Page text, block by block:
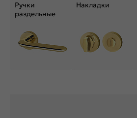
Ручки
раздельные
Накладки